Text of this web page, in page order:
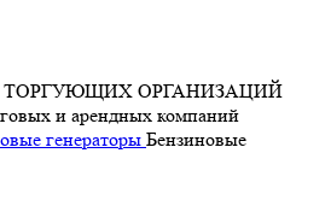
ТОРГУЮЩИХ ОРГАНИЗАЦИЙ
и арендных компаний
генераторы Бензиновые